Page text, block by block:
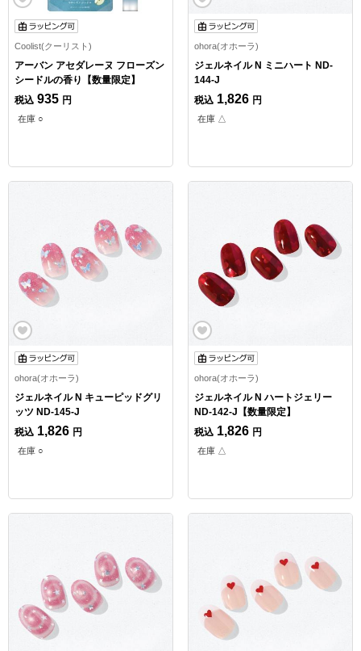
Coolist(クーリスト)
アーバン アセダレーヌ フローズン
シードルの香り【数量限定】
税込 935 円
在庫 ○
ohora(オホーラ)
ジェルネイル N ミニハート ND-
144-J
税込 1,826 円
在庫 △
ohora(オホーラ)
ジェルネイル N キューピッドグリ
ッツ ND-145-J
税込 1,826 円
在庫 ○
ohora(オホーラ)
ジェルネイル N ハートジェリー
ND-142-J【数量限定】
税込 1,826 円
在庫 △